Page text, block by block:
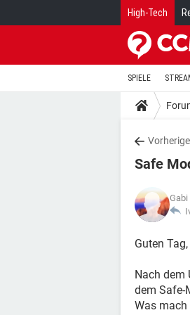
High-Tech
SPIELE
Vorherige
Safe
Gabi
Guten Tag,
Nach dem
dem Safe-
Was mach